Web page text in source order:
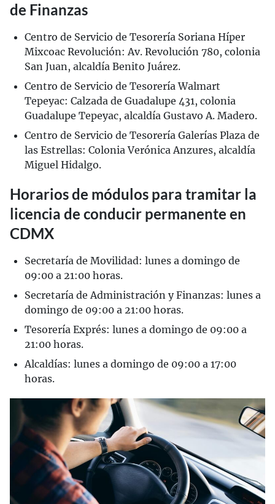
de Finanzas
Centro de Servicio de Tesorería Soriana Híper
Mixcoac Revolución: Av. Revolución 780, colonia
San Juan, alcaldía Benito Juárez.
Centro de Servicio de Tesorería Walmart
Tepeyac: Calzada de Guadalupe 431, colonia
Guadalupe Tepeyac, alcaldía Gustavo A. Madero.
Centro de Servicio de Tesorería Galerías Plaza de
las Estrellas: Colonia Verónica Anzures, alcaldía
Miguel Hidalgo.
Horarios de módulos para tramitar la
licencia de conducir permanente en
CDMX
Secretaría de Movilidad: lunes a domingo de
09:00 a 21:00 horas.
Secretaría de Administración y Finanzas: lunes a
domingo de 09:00 a 21:00 horas.
Tesorería Exprés: lunes a domingo de 09:00 a
21:00 horas.
Alcaldías: lunes a domingo de 09:00 a 17:00
horas.